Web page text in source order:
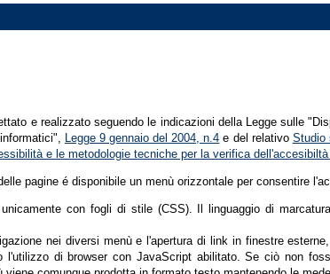
e realizzato seguendo le indicazioni della Legge sulle
Legge 9 gennaio del 2004, n.4 e del relativo Studio
e le metodologie tecniche per la verifica
pagine é disponibile un menù orizzontale per consentire
unicamente con fogli di stile (CSS). Il linguaggio di
nei diversi menù e l'apertura di link in finestre
l'utilizzo di browser con JavaScript abilitato. Se ciò non